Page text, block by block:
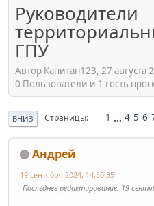
Руководители
ГПУ
Автор Капитан123, 27 августа
0 Пользователи и 1 гость
ВНИЗ Страницы 1 ... 4 5 6
Андрей
19 сентября 2024, 14:50:35
Последнее редактирование: 19